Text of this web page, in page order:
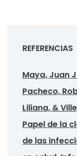
REFERENCIAS
Maya, Juan
Pacheco,
Liliana, &
Papel de la
de las